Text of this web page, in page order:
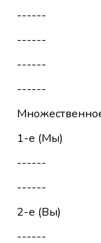
------
------
------
------
1-е (Мы)
------
------
2-е (Вы)
------